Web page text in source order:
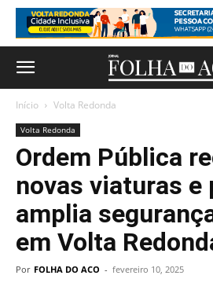
Início Volta Redonda
Volta Redonda
Ordem Pública
novas viaturas
amplia
em Volta
Por FOLHA DO ACO - fevereiro 10, 2025